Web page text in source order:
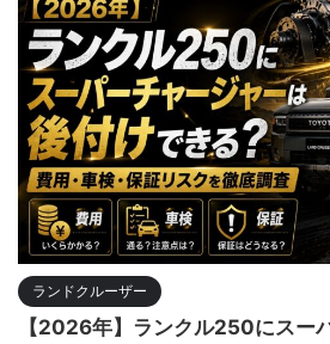
ランドクルーザー
【2026年】ランクル250にスー